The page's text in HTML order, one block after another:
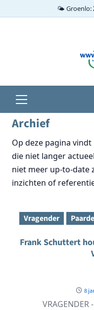
🌤️ Groenlo:
menu
Archief
Op deze pagina
die niet langer
niet meer up-to-date
inzichten of
Vragender
Frank Schuttert
8